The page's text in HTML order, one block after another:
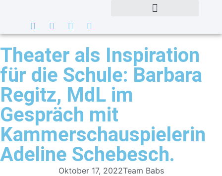
Theater als Inspiration
für die Schule: Barbara
Regitz, MdL im
Gespräch mit
Kammerschauspielerin
Adeline Schebesch.
Oktober 17, 2022Team Babs